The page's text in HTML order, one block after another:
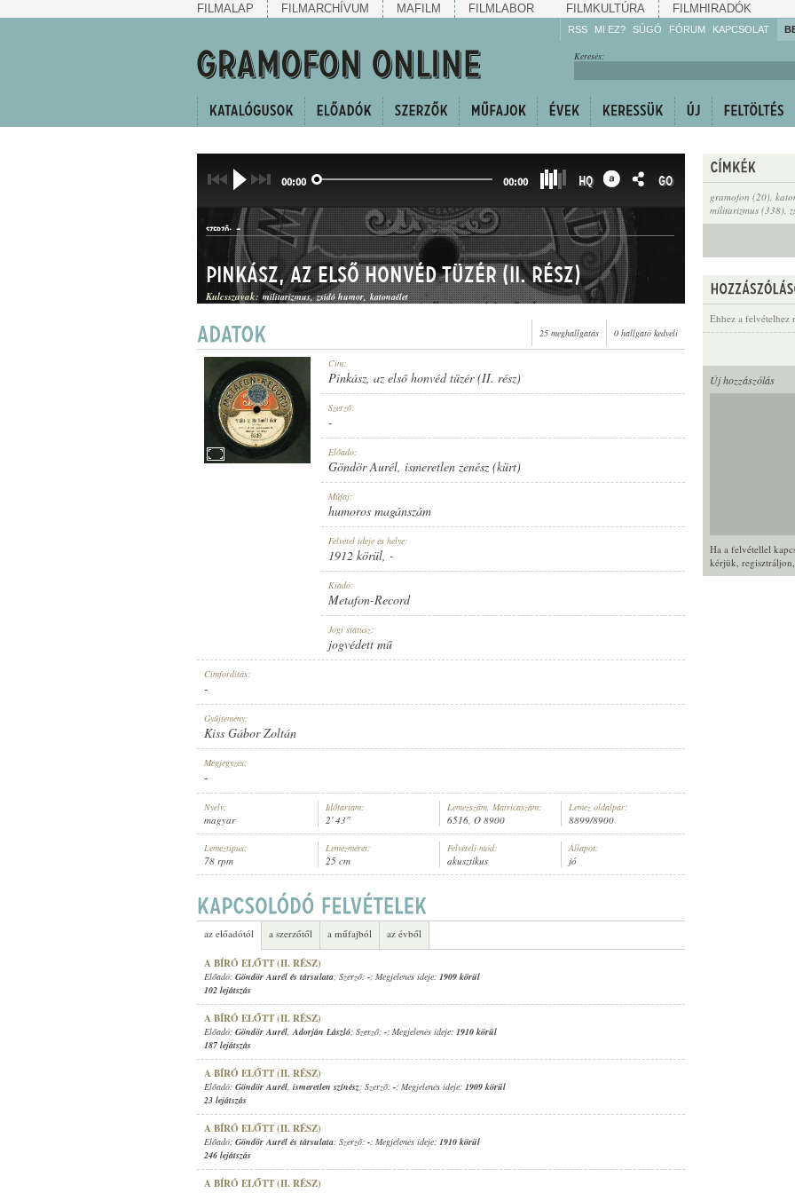
FILMALAP FILMARCHÍVUM MAFILM FILMLABOR FILMKULTÚRA FILMHIRADÓK
RSS MI EZ? SÚGÓ
Gyarapítsa!
FÓRUM KAPCSOLAT
Keresés:
gramofon (20),
militarizmus (338),
Ehhez a felvételhez
Új hozzászólás
Ha a felvétellel
kérjük, regisztráljon
00:00 00:00 HQ GO
GÖNDÖR AURÉL ISMERETLEN ZENÉSZ (KÜRT)
SZERZŐ: -
MŰFAJ: HUMOROS MAGÁNSZÁM
LEMEZSZÁM:
Pinkász, az első honvéd tüzér (II. rész)
Kulcsszavak: militarizmus zsidó humor katonaélet
25 meghallgatás 0 hallgató kedveli
Cím:
Pinkász, az első honvéd tüzér (II. rész)
Szerző:
-
Előadó:
Göndör Aurél, ismeretlen zenész (kürt)
Műfaj:
humoros magánszám
Felvétel ideje és helye:
1912 körül, -
Kiadó:
Metafon-Record
Jogi státusz:
jogvédett mű
Címfordítás:
-
Gyűjtemény:
Kiss Gábor Zoltán
Megjegyzés:
-
Nyelv:
magyar
Időtartam:
2' 43"
Lemezszám, Matricaszám:
6516, O 8900
Lemez oldalpár:
8899/8900
Lemeztípus:
78 rpm
Lemezméret:
25 cm
Felvételi mód:
akusztikus
Állapot:
jó
az előadótól a szerzőtől a műfajból az évből
A BÍRÓ ELŐTT (II. RÉSZ)
Előadó: Göndör Aurél és társulata; Szerző: -; Megjelenés ideje: 1909 körül
102 lejátszás
A BÍRÓ ELŐTT (II. RÉSZ)
Előadó: Göndör Aurél,Adorján László; Szerző: -; Megjelenés ideje: 1910 körül
187 lejátszás
A BÍRÓ ELŐTT (II. RÉSZ)
Előadó: Göndör Aurél, ismeretlen színész; Szerző: -; Megjelenés ideje: 1909 körül
23 lejátszás
A BÍRÓ ELŐTT (II. RÉSZ)
Előadó: Göndör Aurél és társulata; Szerző: -; Megjelenés ideje: 1910 körül
246 lejátszás
A BÍRÓ ELŐTT (II. RÉSZ)